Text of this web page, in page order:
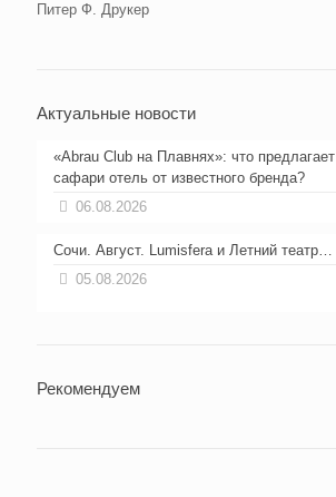
Питер Ф. Друкер
Актуальные новости
«Abrau Club на Плавнях»: что предлагает
сафари отель от известного бренда?
06.08.2026
Сочи. Август. Lumisfera и Летний театр…
05.08.2026
Рекомендуем